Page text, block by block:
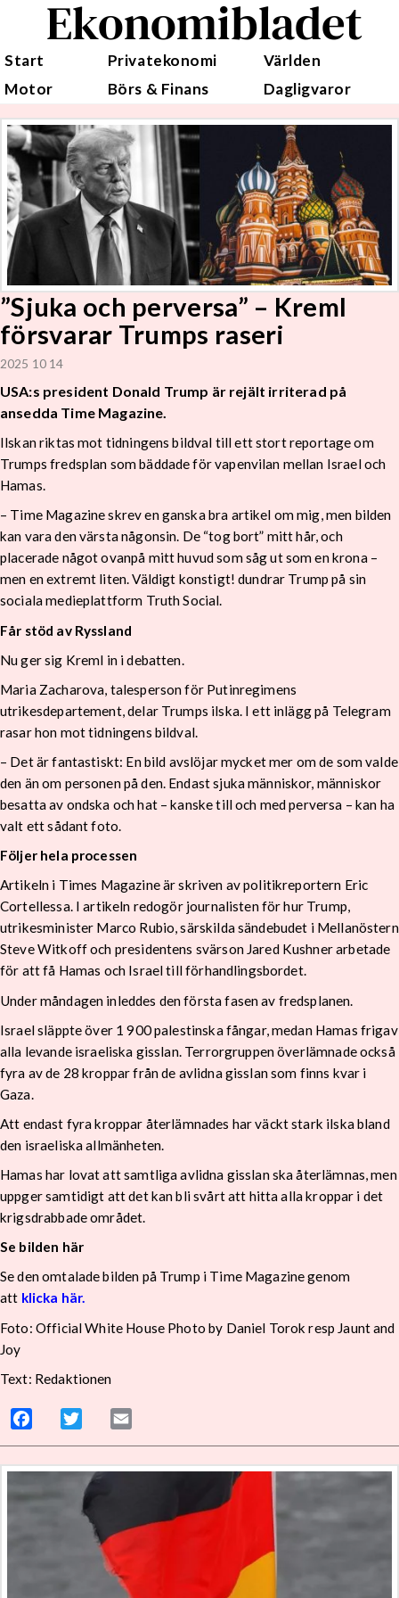
Ekonomibladet
Start Privatekonomi
Världen
Motor
Börs & Finans Dagligvaror
”Sjuka och perversa” – Kreml
försvarar Trumps raseri
2025 10 14
USA:s president Donald Trump är rejält irriterad på
ansedda Time Magazine.
Ilskan riktas mot tidningens bildval till ett stort reportage om
Trumps fredsplan som bäddade för vapenvilan mellan Israel och
Hamas.
– Time Magazine skrev en ganska bra artikel om mig, men bilden
kan vara den värsta någonsin. De “tog bort” mitt hår, och
placerade något ovanpå mitt huvud som såg ut som en krona –
men en extremt liten. Väldigt konstigt! dundrar Trump på sin
sociala medieplattform Truth Social.
Får stöd av Ryssland
Nu ger sig Kreml in i debatten.
Maria Zacharova, talesperson för Putinregimens
utrikesdepartement, delar Trumps ilska. I ett inlägg på Telegram
rasar hon mot tidningens bildval.
– Det är fantastiskt: En bild avslöjar mycket mer om de som valde
den än om personen på den. Endast sjuka människor, människor
besatta av ondska och hat – kanske till och med perversa – kan ha
valt ett sådant foto.
Följer hela processen
Artikeln i Times Magazine är skriven av politikreportern Eric
Cortellessa. I artikeln redogör journalisten för hur Trump,
utrikesminister Marco Rubio, särskilda sändebudet i Mellanöstern
Steve Witkoff och presidentens svärson Jared Kushner arbetade
för att få Hamas och Israel till förhandlingsbordet.
Under måndagen inleddes den första fasen av fredsplanen.
Israel släppte över 1 900 palestinska fångar, medan Hamas frigav
alla levande israeliska gisslan. Terrorgruppen överlämnade också
fyra av de 28 kroppar från de avlidna gisslan som finns kvar i
Gaza.
Att endast fyra kroppar återlämnades har väckt stark ilska bland
den israeliska allmänheten.
Hamas har lovat att samtliga avlidna gisslan ska återlämnas, men
uppger samtidigt att det kan bli svårt att hitta alla kroppar i det
krigsdrabbade området.
Se bilden här
Se den omtalade bilden på Trump i Time Magazine genom
att klicka här.
Foto: Official White House Photo by Daniel Torok resp Jaunt and
Joy
Text: Redaktionen
Facebook Twitter